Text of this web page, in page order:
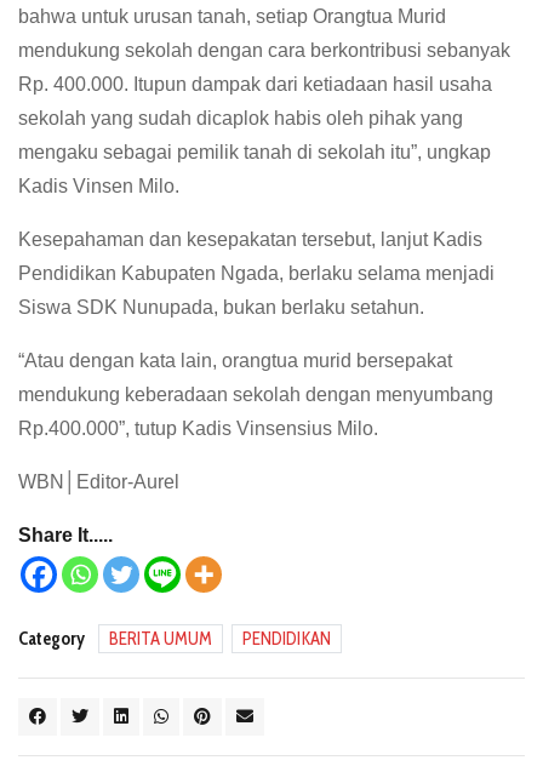
bahwa untuk urusan tanah, setiap Orangtua Murid
mendukung sekolah dengan cara berkontribusi sebanyak
Rp. 400.000. Itupun dampak dari ketiadaan hasil usaha
sekolah yang sudah dicaplok habis oleh pihak yang
mengaku sebagai pemilik tanah di sekolah itu”, ungkap
Kadis Vinsen Milo.
Kesepahaman dan kesepakatan tersebut, lanjut Kadis
Pendidikan Kabupaten Ngada, berlaku selama menjadi
Siswa SDK Nunupada, bukan berlaku setahun.
“Atau dengan kata lain, orangtua murid bersepakat
mendukung keberadaan sekolah dengan menyumbang
Rp.400.000”, tutup Kadis Vinsensius Milo.
WBN│Editor-Aurel
Share It.....
Category BERITA UMUM PENDIDIKAN